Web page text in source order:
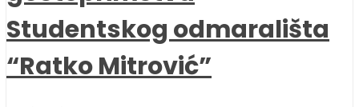
Studentskog odmarališta
“Ratko Mitrović”